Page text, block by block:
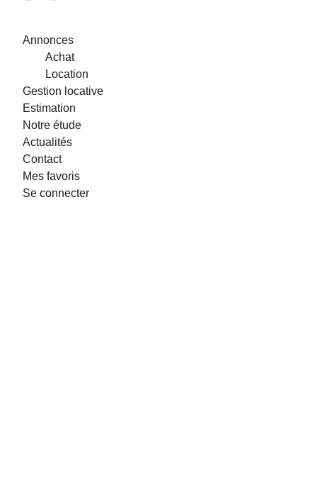
Annonces
Achat
Location
Gestion locative
Estimation
Notre étude
Actualités
Contact
Mes favoris
Se connecter